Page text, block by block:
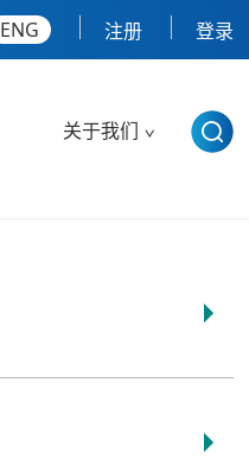
ENG 注册 登录
关于我们